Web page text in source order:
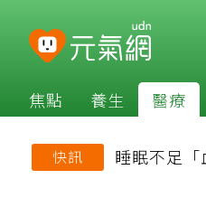
焦點 養生 醫療
快訊 睡眠不足